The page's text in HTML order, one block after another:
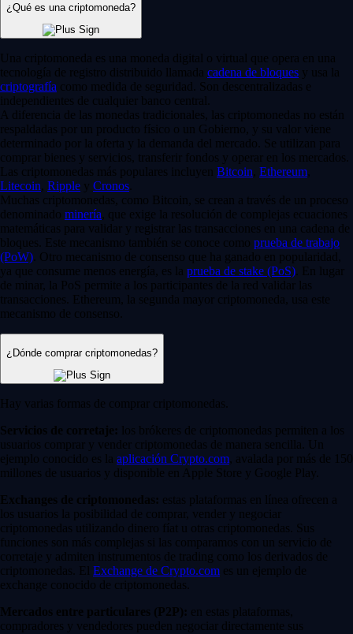
¿Qué es una criptomoneda?
Una criptomoneda es una moneda digital o virtual que opera en una
tecnología de registro distribuido llamada cadena de bloques y usa la
criptografía como medida de seguridad. Son descentralizadas e
independientes de cualquier banco central.
A diferencia de las monedas tradicionales, las criptomonedas no están
respaldadas por un producto físico o un Gobierno, y su valor viene
determinado por la oferta y la demanda del mercado. Se utilizan para
comprar bienes y servicios, transferir fondos y operar en los mercados.
Las criptomonedas más populares incluyen Bitcoin Ethereum
Litecoin Ripple y Cronos
Muchas criptomonedas, como Bitcoin, se crean a través de un proceso
denominado minería , que exige la resolución de complejas ecuaciones
matemáticas para validar y registrar las transacciones en una cadena de
bloques. Este mecanismo también se conoce como prueba de trabajo
(PoW) . Otro mecanismo de consenso que ha ganado en popularidad,
ya que consume menos energía, es la prueba de stake (PoS) . En lugar
de minar, la PoS permite a los participantes de la red validar las
transacciones. Ethereum, la segunda mayor criptomoneda, usa este
mecanismo de consenso.
¿Dónde comprar criptomonedas?
Hay varias formas de comprar criptomonedas.
Servicios de corretaje: los brókeres de criptomonedas permiten a los
usuarios comprar y vender criptomonedas de manera sencilla. Un
ejemplo conocido es la aplicación Crypto.com , avalada por más de 150
millones de usuarios y disponible en Apple Store y Google Play.
Exchanges de criptomonedas: estas plataformas en línea ofrecen a
los usuarios la posibilidad de comprar, vender y negociar
criptomonedas utilizando dinero fíat u otras criptomonedas. Sus
funciones son más complejas si las comparamos con un servicio de
corretaje y admiten instrumentos de trading como los derivados de
criptomonedas. El Exchange de Crypto.com es un ejemplo de
exchange conocido de criptomonedas.
Mercados entre particulares (P2P): en estas plataformas,
compradores y vendedores pueden negociar directamente sus